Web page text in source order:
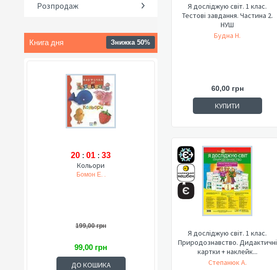
Розпродаж
Книга дня Знижка 50%
20 : 01 : 32
Кольори
Бомон Е. .
199,00 грн
99,00 грн
ДО КОШИКА
Я досліджую світ. 1 клас.
Тестові завдання. Частина 2.
НУШ
Будна Н.
60,00 грн
КУПИТИ
Я досліджую світ. 1 клас.
Природознавство. Дидактичні
картки + наклейк...
Степанюк А.